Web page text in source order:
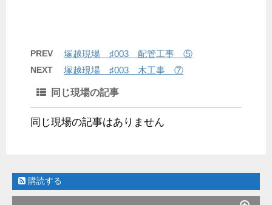
PREV 塚越現場 ♯003 配管工事 ⑤
NEXT 塚越現場 ♯003 木工事 ⑦
同じ現場の記事
同じ現場の記事はありません
購読する